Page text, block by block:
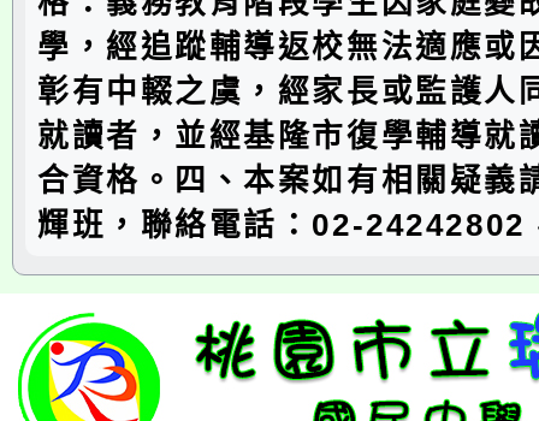
學，經追蹤輔導返校無法適應或
彰有中輟之虞，經家長或監護人
就讀者，並經基隆市復學輔導就
合資格。四、本案如有相關疑義
輝班，聯絡電話：02-24242802